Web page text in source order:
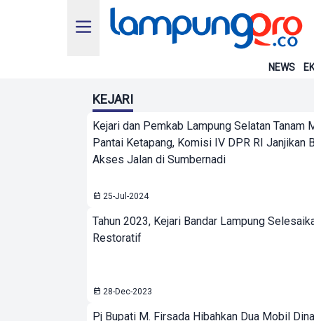
NEWS
KEJARI
Kejari dan Pemkab Lampung Selatan Tanam
Pantai Ketapang, Komisi IV DPR RI Janjikan
Akses Jalan di Sumbernadi
25-Jul-2024
Tahun 2023, Kejari Bandar Lampung
Restoratif
28-Dec-2023
Pj Bupati M. Firsada Hibahkan Dua Mobil